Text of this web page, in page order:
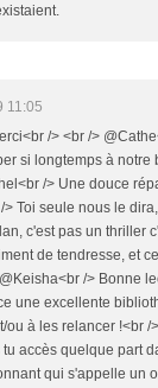
11:05
/> <br />
si longtemps à notre
/> Une douce
> Toi seule nous le
c'est pas un thriller
de tendresse, et
/> Bonne
une excellente
ou à les relancer !<br /
tu accès quelque part
qui s'appelle un